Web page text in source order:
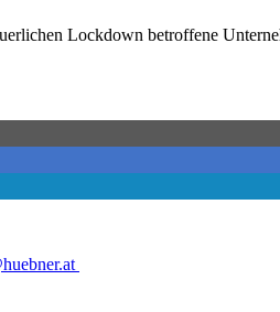
Lockdown betroffene